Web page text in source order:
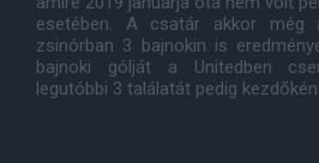
esetében. A csatár akkor még
zsinórban 3 bajnokin is
bajnoki gólját a Unitedben
legutóbbi 3 találatát pedig